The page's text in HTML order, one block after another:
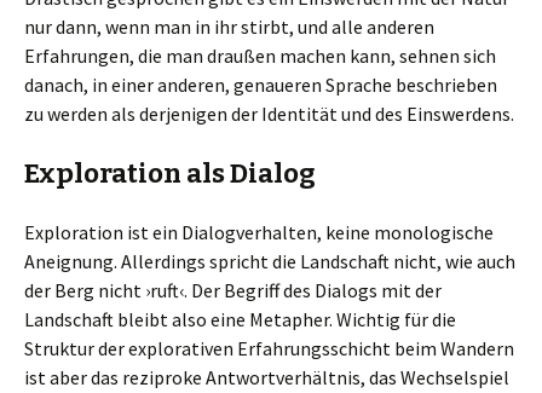
nur dann, wenn man in ihr stirbt, und alle anderen
Erfahrungen, die man draußen machen kann, sehnen sich
danach, in einer anderen, genaueren Sprache beschrieben
zu werden als derjenigen der Identität und des Einswerdens.
Exploration als Dialog
Exploration ist ein Dialogverhalten, keine monologische
Aneignung. Allerdings spricht die Landschaft nicht, wie auch
der Berg nicht ›ruft‹. Der Begriff des Dialogs mit der
Landschaft bleibt also eine Metapher. Wichtig für die
Struktur der explorativen Erfahrungsschicht beim Wandern
ist aber das reziproke Antwortverhältnis, das Wechselspiel